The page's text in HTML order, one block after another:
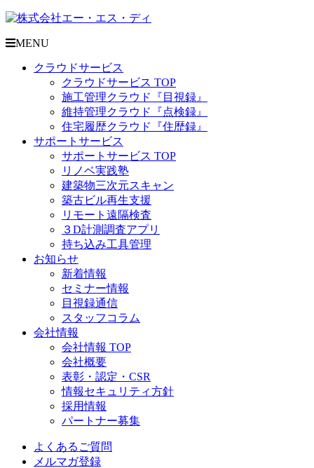
MENU
クラウドサービス
クラウドサービス TOP
施工管理クラウド『目視録』
維持管理クラウド『点検録』
住宅履歴クラウド『住歴録』
サポートサービス
サポートサービス TOP
リノベ実践塾
建築物三次元スキャン
築古ビル再生支援
リモート遠隔検査
３D計測調査アプリ
持ち込み工具管理
お知らせ
新着情報
セミナー情報
目視録通信
スタッフコラム
会社情報
会社情報 TOP
会社概要
表彰・認定・CSR
情報セキュリティ方針
採用情報
パートナー募集
よくあるご質問
メルマガ登録